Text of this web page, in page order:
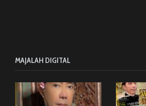
MAJALAH DIGITAL